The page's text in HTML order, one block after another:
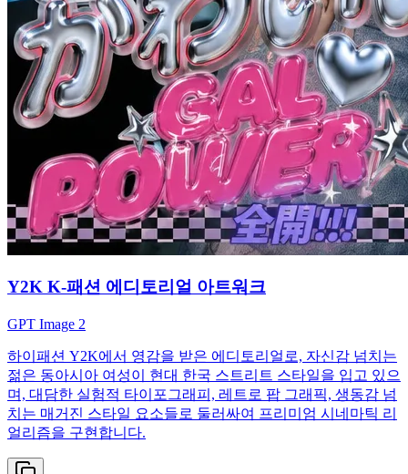
Y2K K-패션 에디토리얼 아트워크
GPT Image 2
하이패션 Y2K에서 영감을 받은 에디토리얼로, 자신감 넘치는
젊은 동아시아 여성이 현대 한국 스트리트 스타일을 입고 있으
며, 대담한 실험적 타이포그래피, 레트로 팝 그래픽, 생동감 넘
치는 매거진 스타일 요소들로 둘러싸여 프리미엄 시네마틱 리
얼리즘을 구현합니다.